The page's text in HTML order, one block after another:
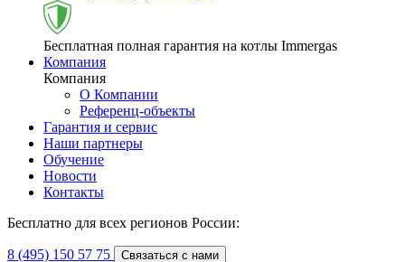
Бесплатная полная гарантия на котлы Immergas
Компания
Компания
О Компании
Референц-объекты
Гарантия и сервис
Наши партнеры
Обучение
Новости
Контакты
Бесплатно для всех регионов России:
8 (495) 150 57 75 Связаться с нами